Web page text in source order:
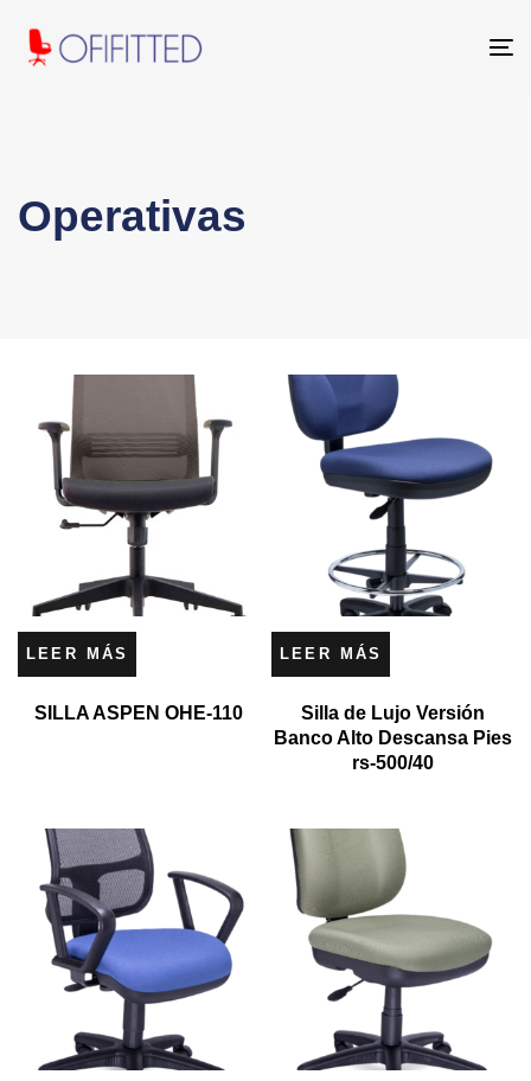
Operativas
LEER MÁS
SILLA ASPEN OHE-110
LEER MÁS
Silla de Lujo Versión
Banco Alto Descansa Pies
rs-500/40